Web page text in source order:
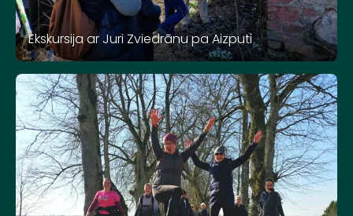
Ekskursija ar Juri Zviedrānu pa Aizputi